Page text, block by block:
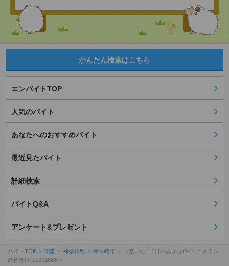
かんたん検索はこちら
エンバイトTOP
人気のバイト
あなたへのおすすめバイト
最近見たバイト
詳細検索
バイトQ&A
アンケート&プレゼント
バイトTOP 関東 神奈川県 茅ヶ崎市
〈空いた日1日のみからOK〉＊チラシ
の仕分け(110016887）